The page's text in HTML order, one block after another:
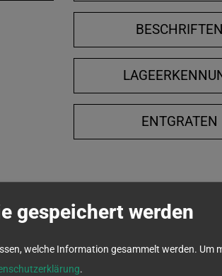
BESCHRIFTEN
ENTGRATEN
gespeichert werden
welche Information gesammelt werden. Um
.